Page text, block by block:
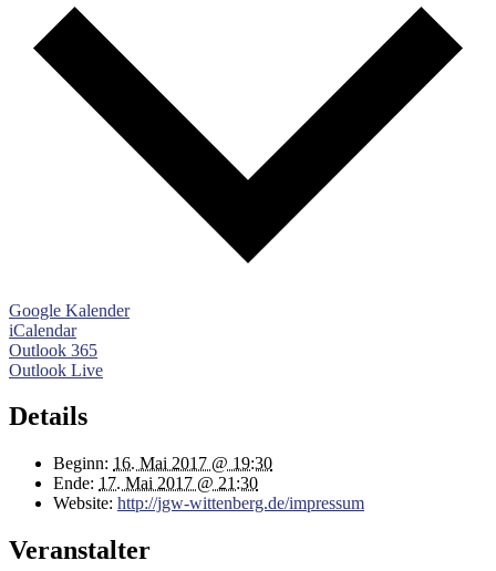
Google Kalender
iCalendar
Outlook 365
Outlook Live
Details
Beginn: 16. Mai 2017 @ 19:30
Ende: 17. Mai 2017 @ 21:30
Website: http://jgw-wittenberg.de/impressum
Veranstalter